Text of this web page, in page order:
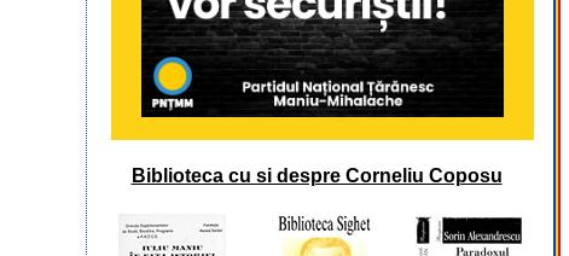
Biblioteca cu si despre Corneliu Coposu